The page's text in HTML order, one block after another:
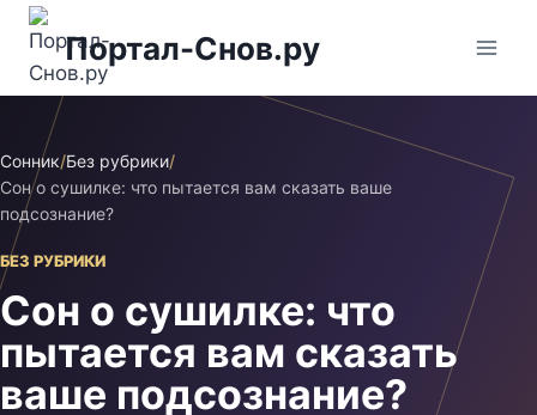
Перейти
содержимому
Портал-Снов.ру
Сонник/Без рубрики/
Сон о сушилке: что пытается вам сказать ваше
подсознание?
БЕЗ РУБРИКИ
Сон о сушилке: что
пытается вам сказать
ваше подсознание?